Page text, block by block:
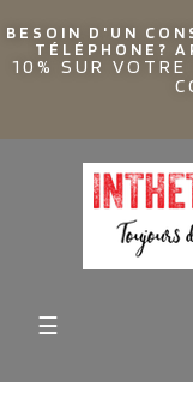
BESOIN D'UN
TÉLÉPHONE?
10% SUR VOTRE
Basculer
☰